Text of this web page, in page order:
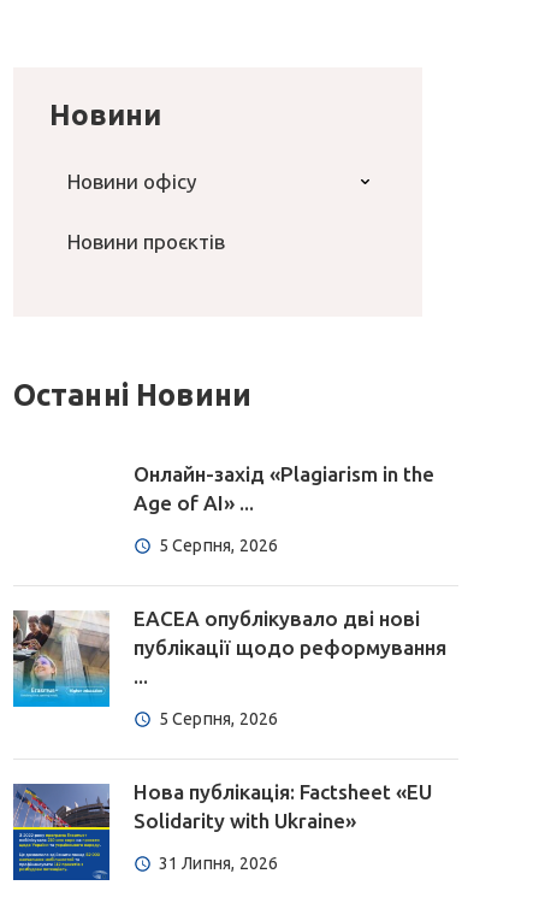
Новини
Новини офісу
Новини проєктів
Останні Новини
Онлайн-захід «Plagiarism in the
Age of AI» ...
5 Серпня, 2026
EACEA опублікувало дві нові
публікації щодо реформування
...
5 Серпня, 2026
Нова публікація: Factsheet «EU
Solidarity with Ukraine»
31 Липня, 2026